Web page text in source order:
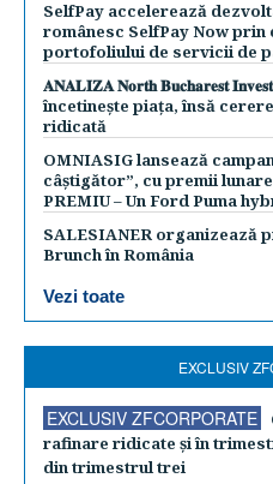
SelfPay accelerează
românesc SelfPay Now prin
portofoliului de servicii de
𝐀𝐍𝐀𝐋𝐈𝐙𝐀 𝐍𝐨𝐫𝐭𝐡 𝐁𝐮𝐜𝐡𝐚𝐫𝐞𝐬𝐭
încetinește piața, însă
ridicată
OMNIASIG lansează
câștigător”, cu premii
PREMIU – Un Ford Puma
SALESIANER organizează
Brunch în România
Vezi toate
EXCLUSIV
EXCLUSIV ZFCORPORATE
rafinare ridicate şi în
din trimestrul trei